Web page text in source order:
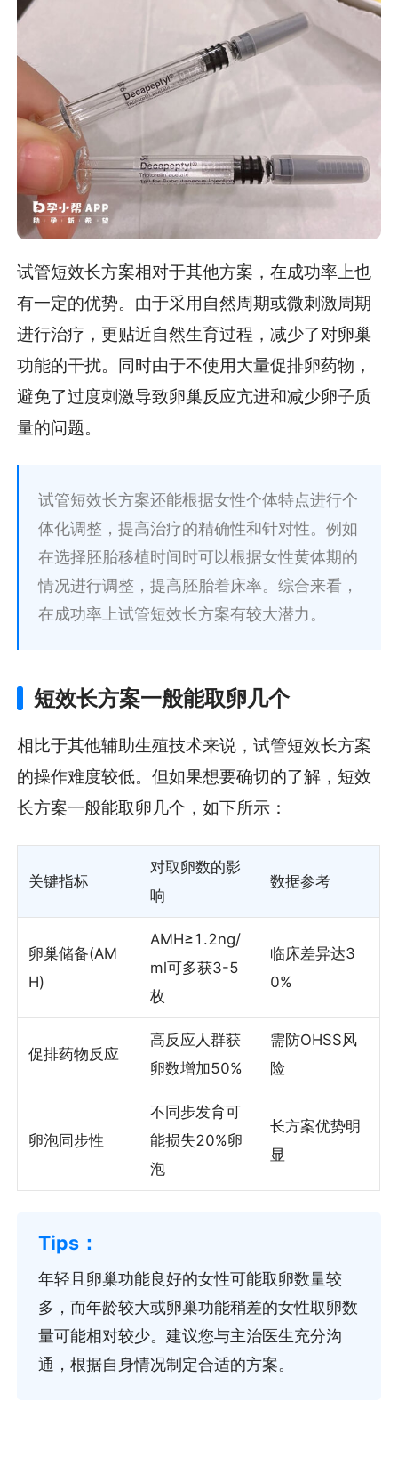
试管短效长方案相对于其他方案，在成功率上也
有一定的优势。由于采用自然周期或微刺激周期
进行治疗，更贴近自然生育过程，减少了对卵巢
功能的干扰。同时由于不使用大量促排卵药物，
避免了过度刺激导致卵巢反应亢进和减少卵子质
量的问题。
试管短效长方案还能根据女性个体特点进行个
体化调整，提高治疗的精确性和针对性。例如
在选择胚胎移植时间时可以根据女性黄体期的
情况进行调整，提高胚胎着床率。综合来看，
在成功率上试管短效长方案有较大潜力。
短效长方案一般能取卵几个
相比于其他辅助生殖技术来说，试管短效长方案
的操作难度较低。但如果想要确切的了解，短效
长方案一般能取卵几个，如下所示：
关键指标
对取卵数的影
响
数据参考
卵巢储备(AM
H)
AMH≥1.2ng/
ml可多获3-5
枚
临床差异达3
0%
促排药物反应
高反应人群获
卵数增加50%
需防OHSS风
险
卵泡同步性
不同步发育可
能损失20%卵
泡
长方案优势明
显
年轻且卵巢功能良好的女性可能取卵数量较
多，而年龄较大或卵巢功能稍差的女性取卵数
量可能相对较少。建议您与主治医生充分沟
通，根据自身情况制定合适的方案。